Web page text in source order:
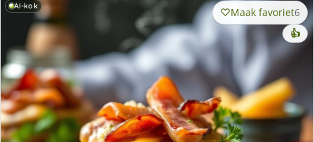
AI-kok Maak favoriet6
👍